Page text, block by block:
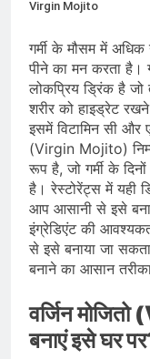
आंध्र
केंद्र
करने
Virgin Mojito
गर्मी के मौसम में अधिक
पीने का मन करता है।
लोकप्रिय ड्रिंक है
शरीर को हाइड्रेट
इसमें विटामिन सी और
(Virgin Mojito)
रूप है, जो गर्मी के
है। रेस्टोरेंट्स में यही
आप आसानी से इसे
इंग्रेडिएंट की
से इसे बनाया जा
बनाने का आसान
वर्जिन
बनाएं इसे घर